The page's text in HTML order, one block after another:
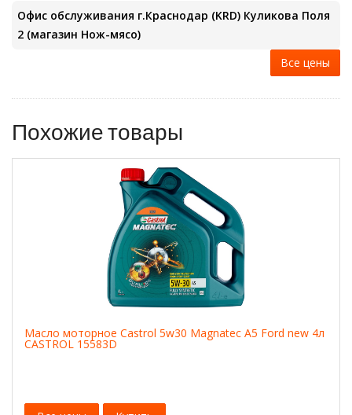
Офис обслуживания г.Краснодар (KRD) Куликова Поля
2 (магазин Нож-мясо)
Все цены
Похожие товары
Масло моторное Castrol 5w30 Magnatec A5 Ford new 4л
CASTROL 15583D